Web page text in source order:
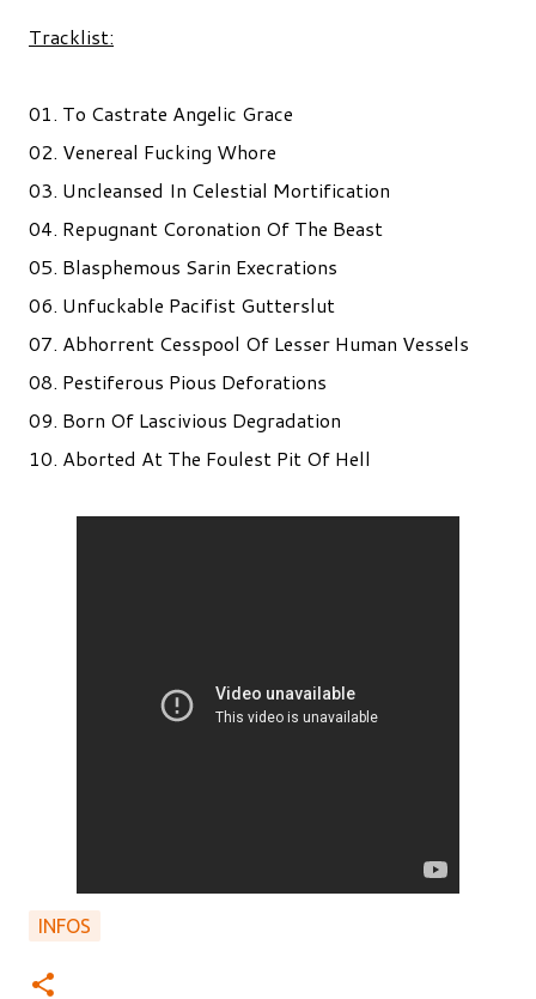
Tracklist:
01. To Castrate Angelic Grace
02. Venereal Fucking Whore
03. Uncleansed In Celestial Mortification
04. Repugnant Coronation Of The Beast
05. Blasphemous Sarin Execrations
06. Unfuckable Pacifist Gutterslut
07. Abhorrent Cesspool Of Lesser Human Vessels
08. Pestiferous Pious Deforations
09. Born Of Lascivious Degradation
10. Aborted At The Foulest Pit Of Hell
INFOS